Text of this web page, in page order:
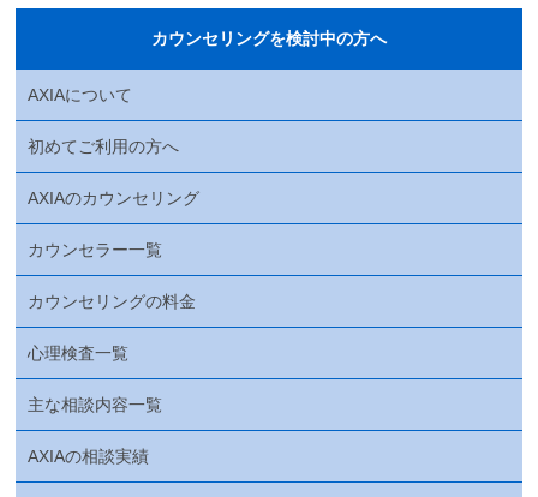
カウンセリングを検討中の方へ
AXIAについて
初めてご利用の方へ
AXIAのカウンセリング
カウンセラー一覧
カウンセリングの料金
心理検査一覧
主な相談内容一覧
AXIAの相談実績